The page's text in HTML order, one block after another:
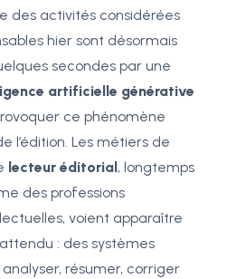
des activités considérées
hier sont désormais
secondes par une
artificielle générative
ce phénomène
l’édition. Les métiers de
lecteur éditorial , longtemps
des professions
voient apparaître
: des systèmes
résumer, corriger